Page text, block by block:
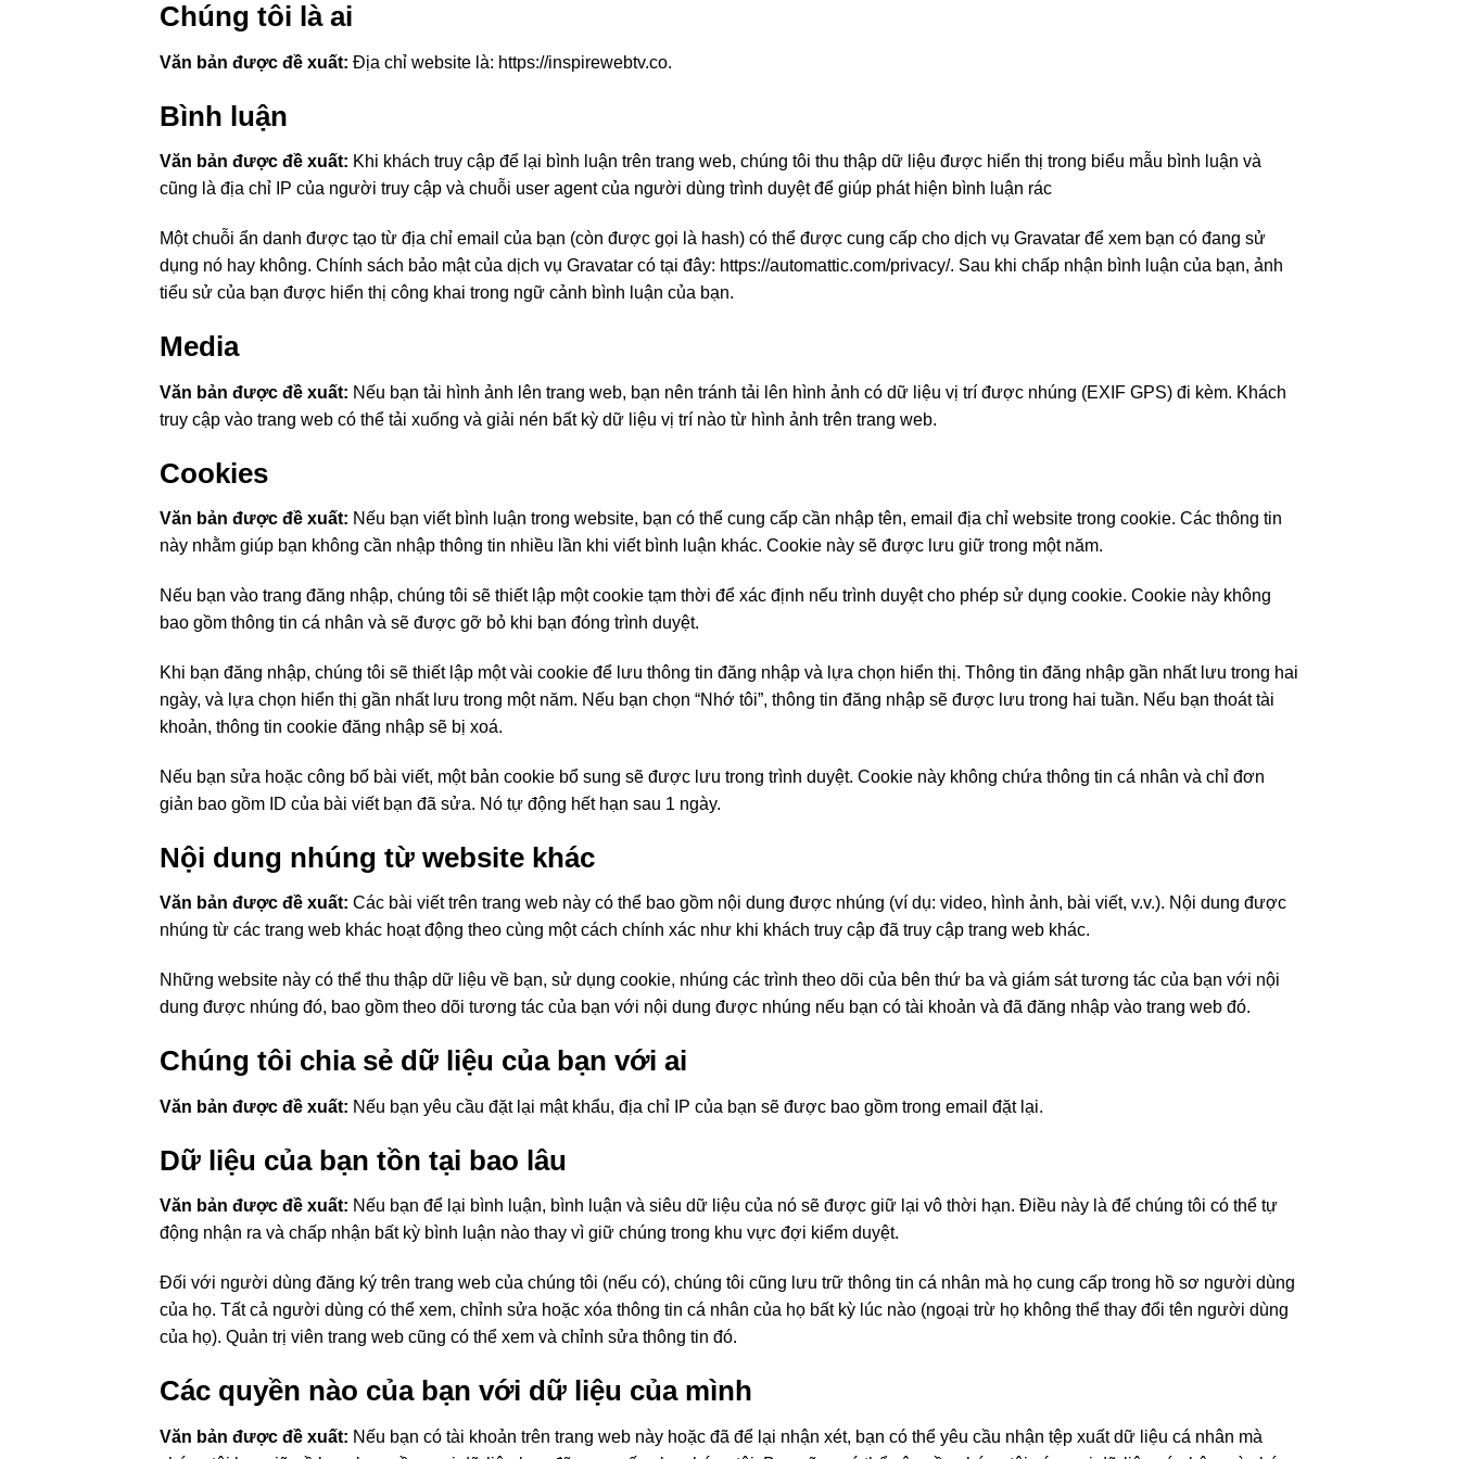
Chúng tôi là ai
Văn bản được đề xuất: Địa chỉ website là: https://inspirewebtv.co.
Bình luận
Văn bản được đề xuất: Khi khách truy cập để lại bình luận trên trang web, chúng tôi thu thập dữ liệu được hiển thị trong biểu mẫu bình luận và
cũng là địa chỉ IP của người truy cập và chuỗi user agent của người dùng trình duyệt để giúp phát hiện bình luận rác
Một chuỗi ẩn danh được tạo từ địa chỉ email của bạn (còn được gọi là hash) có thể được cung cấp cho dịch vụ Gravatar để xem bạn có đang sử
dụng nó hay không. Chính sách bảo mật của dịch vụ Gravatar có tại đây: https://automattic.com/privacy/. Sau khi chấp nhận bình luận của bạn, ảnh
tiểu sử của bạn được hiển thị công khai trong ngữ cảnh bình luận của bạn.
Media
Văn bản được đề xuất: Nếu bạn tải hình ảnh lên trang web, bạn nên tránh tải lên hình ảnh có dữ liệu vị trí được nhúng (EXIF GPS) đi kèm. Khách
truy cập vào trang web có thể tải xuống và giải nén bất kỳ dữ liệu vị trí nào từ hình ảnh trên trang web.
Cookies
Văn bản được đề xuất: Nếu bạn viết bình luận trong website, bạn có thể cung cấp cần nhập tên, email địa chỉ website trong cookie. Các thông tin
này nhằm giúp bạn không cần nhập thông tin nhiều lần khi viết bình luận khác. Cookie này sẽ được lưu giữ trong một năm.
Nếu bạn vào trang đăng nhập, chúng tôi sẽ thiết lập một cookie tạm thời để xác định nếu trình duyệt cho phép sử dụng cookie. Cookie này không
bao gồm thông tin cá nhân và sẽ được gỡ bỏ khi bạn đóng trình duyệt.
Khi bạn đăng nhập, chúng tôi sẽ thiết lập một vài cookie để lưu thông tin đăng nhập và lựa chọn hiển thị. Thông tin đăng nhập gần nhất lưu trong hai
ngày, và lựa chọn hiển thị gần nhất lưu trong một năm. Nếu bạn chọn “Nhớ tôi”, thông tin đăng nhập sẽ được lưu trong hai tuần. Nếu bạn thoát tài
khoản, thông tin cookie đăng nhập sẽ bị xoá.
Nếu bạn sửa hoặc công bố bài viết, một bản cookie bổ sung sẽ được lưu trong trình duyệt. Cookie này không chứa thông tin cá nhân và chỉ đơn
giản bao gồm ID của bài viết bạn đã sửa. Nó tự động hết hạn sau 1 ngày.
Nội dung nhúng từ website khác
Văn bản được đề xuất: Các bài viết trên trang web này có thể bao gồm nội dung được nhúng (ví dụ: video, hình ảnh, bài viết, v.v.). Nội dung được
nhúng từ các trang web khác hoạt động theo cùng một cách chính xác như khi khách truy cập đã truy cập trang web khác.
Những website này có thể thu thập dữ liệu về bạn, sử dụng cookie, nhúng các trình theo dõi của bên thứ ba và giám sát tương tác của bạn với nội
dung được nhúng đó, bao gồm theo dõi tương tác của bạn với nội dung được nhúng nếu bạn có tài khoản và đã đăng nhập vào trang web đó.
Chúng tôi chia sẻ dữ liệu của bạn với ai
Văn bản được đề xuất: Nếu bạn yêu cầu đặt lại mật khẩu, địa chỉ IP của bạn sẽ được bao gồm trong email đặt lại.
Dữ liệu của bạn tồn tại bao lâu
Văn bản được đề xuất: Nếu bạn để lại bình luận, bình luận và siêu dữ liệu của nó sẽ được giữ lại vô thời hạn. Điều này là để chúng tôi có thể tự
động nhận ra và chấp nhận bất kỳ bình luận nào thay vì giữ chúng trong khu vực đợi kiểm duyệt.
Đối với người dùng đăng ký trên trang web của chúng tôi (nếu có), chúng tôi cũng lưu trữ thông tin cá nhân mà họ cung cấp trong hồ sơ người dùng
của họ. Tất cả người dùng có thể xem, chỉnh sửa hoặc xóa thông tin cá nhân của họ bất kỳ lúc nào (ngoại trừ họ không thể thay đổi tên người dùng
của họ). Quản trị viên trang web cũng có thể xem và chỉnh sửa thông tin đó.
Các quyền nào của bạn với dữ liệu của mình
Văn bản được đề xuất: Nếu bạn có tài khoản trên trang web này hoặc đã để lại nhận xét, bạn có thể yêu cầu nhận tệp xuất dữ liệu cá nhân mà